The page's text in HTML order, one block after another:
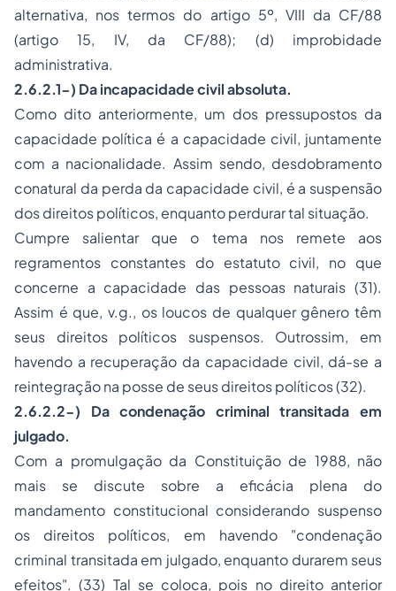
alternativa, nos termos do artigo 5º, VIII da CF/88
(artigo 15, IV, da CF/88); (d) improbidade
administrativa.
2.6.2.1-) Da incapacidade civil absoluta.
Como dito anteriormente, um dos pressupostos da
capacidade política é a capacidade civil, juntamente
com a nacionalidade. Assim sendo, desdobramento
conatural da perda da capacidade civil, é a suspensão
dos direitos políticos, enquanto perdurar tal situação.
Cumpre salientar que o tema nos remete aos
regramentos constantes do estatuto civil, no que
concerne a capacidade das pessoas naturais (31).
Assim é que, v.g., os loucos de qualquer gênero têm
seus direitos políticos suspensos. Outrossim, em
havendo a recuperação da capacidade civil, dá-se a
reintegração na posse de seus direitos políticos (32).
2.6.2.2-) Da condenação criminal transitada em
julgado.
Com a promulgação da Constituição de 1988, não
mais se discute sobre a eficácia plena do
mandamento constitucional considerando suspenso
os direitos políticos, em havendo "condenação
criminal transitada em julgado, enquanto durarem seus
efeitos". (33) Tal se coloca, pois no direito anterior